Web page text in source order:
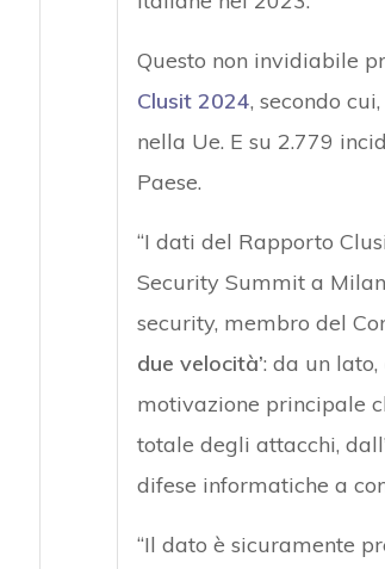
Questo non invidiabile
Clusit 2024, secondo
nella Ue. E su 2.779
Paese.
“I dati del Rapporto
Security Summit a
security, membro del
due velocità’: da un lato,
motivazione principale
totale degli attacchi,
difese informatiche a
“Il dato è sicuramente